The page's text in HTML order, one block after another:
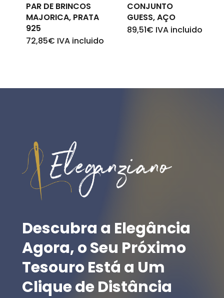
PAR DE BRINCOS
MAJORICA, PRATA
925
72,85€ IVA incluido
CONJUNTO
GUESS, AÇO
89,51€ IVA incluido
Descubra a Elegância
Agora,oSeu Próximo
TesouroEstá a Um
CliquedeDistância